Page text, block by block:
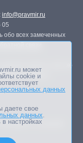
info@pravmir.ru
05
обо всех замеченных
(книгах, прессе)
редакции.
с позицией
может
cookie и
данных
даете свое
данных.
настройках